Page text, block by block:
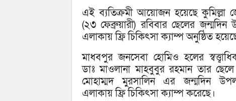
এই ব্যতিক্রমী আয়োজন হয়েছে কুমিল্লা
(২৩ ফেব্রুয়ারী) রবিবার ছেলের
এলাকায় ফ্রি চিকিৎসা ক্যাম্প অনুষ্ঠিত
মাধবপুর জনসেবা হোমিও হলের
ডাঃ মাওলানা মাহবুবুর রহমান তার
মোহাম্মদ মুরসালিন এর জন্মদিন
এলাকায় ফ্রি চিকিৎসা ক্যাম্প করেছে।